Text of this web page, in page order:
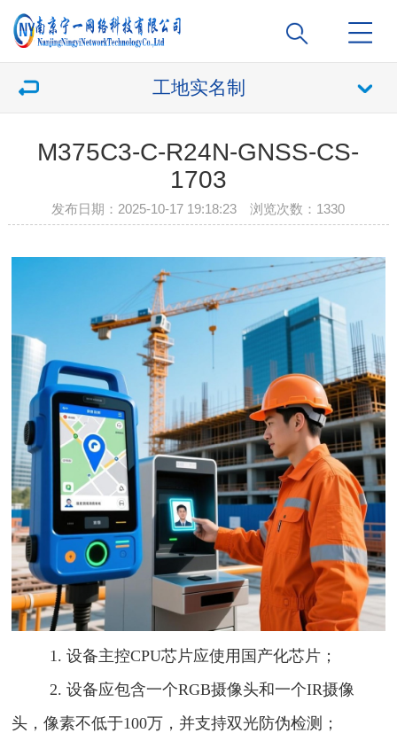
工地实名制
M375C3-C-R24N-GNSS-CS-
1703
发布日期：2025-10-17 19:18:23 浏览次数： 1330
1.设备主控CPU芯片应使用国产化芯片；
2.设备应包含一个RGB摄像头和一个IR摄像
头，像素不低于100万，并支持双光防伪检测；